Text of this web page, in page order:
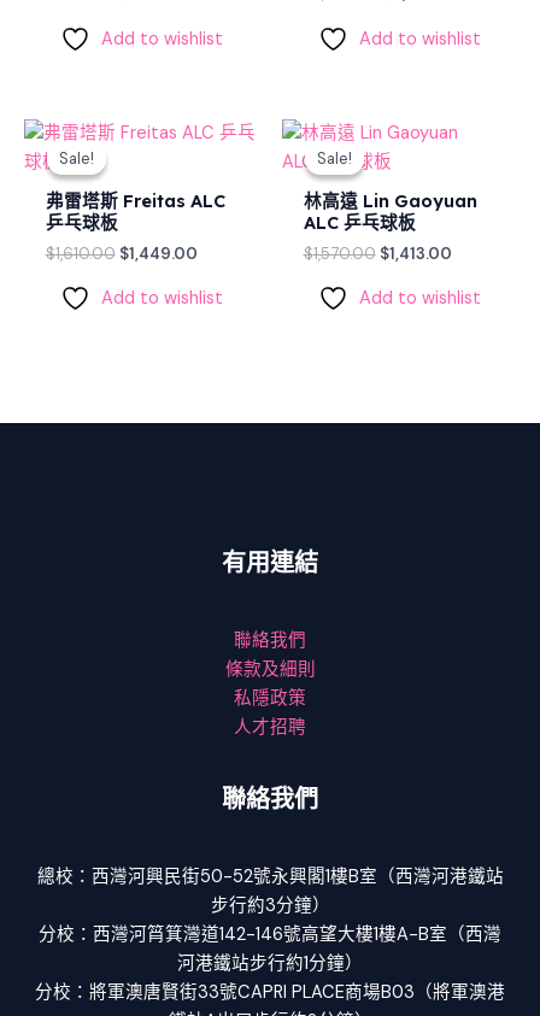
Add to wishlist Add to wishlist
Sale!
Sale!
弗雷塔斯 Freitas ALC
乒乓球板
$1,610.00
Original
$1,610.00.
$1,449.00
Current
Add to wishlist
Sale!
Sale!
林高遠 Lin Gaoyuan
ALC 乒乓球板
$1,570.00
Original
price
was:
$1,413.00
Current
Add to wishlist
有用連結
聯絡我們
條款及細則
私隱政策
人才招聘
聯絡我們
總校：西灣河興民街50-52號永興閣1樓B室（西灣河港鐵站
步行約3分鐘）
分校：西灣河筲箕灣道142-146號高望大樓1樓A-B室（西灣
河港鐵站步行約1分鐘）
分校：將軍澳唐賢街33號CAPRI PLACE商場B03（將軍澳港